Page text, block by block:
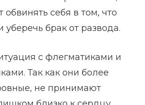
обвинять себя в том, что
уберечь брак от развода.
с флегматиками и
Так как они более
не принимают